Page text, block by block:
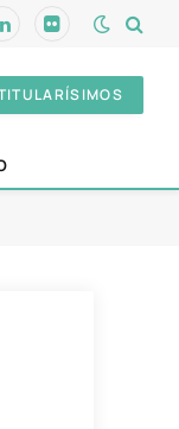
LinkedInFlickr